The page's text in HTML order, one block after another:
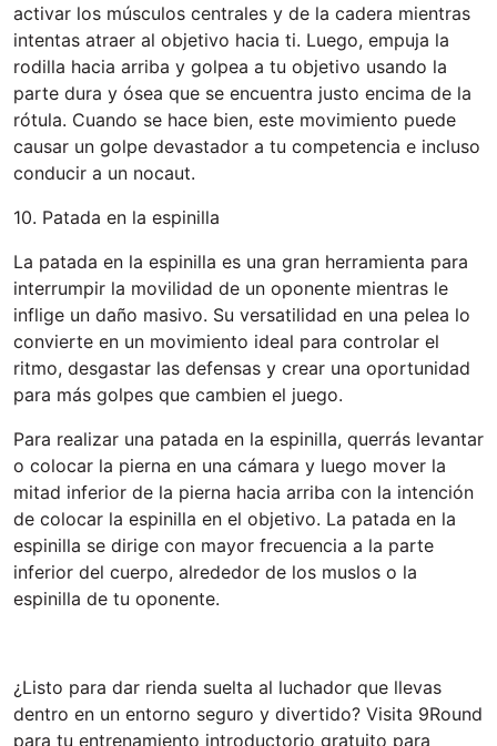
activar los músculos centrales y de la cadera mientras
intentas atraer al objetivo hacia ti. Luego, empuja la
rodilla hacia arriba y golpea a tu objetivo usando la
parte dura y ósea que se encuentra justo encima de la
rótula. Cuando se hace bien, este movimiento puede
causar un golpe devastador a tu competencia e incluso
conducir a un nocaut.
10. Patada en la espinilla
La patada en la espinilla es una gran herramienta para
interrumpir la movilidad de un oponente mientras le
inflige un daño masivo. Su versatilidad en una pelea lo
convierte en un movimiento ideal para controlar el
ritmo, desgastar las defensas y crear una oportunidad
para más golpes que cambien el juego.
Para realizar una patada en la espinilla, querrás levantar
o colocar la pierna en una cámara y luego mover la
mitad inferior de la pierna hacia arriba con la intención
de colocar la espinilla en el objetivo. La patada en la
espinilla se dirige con mayor frecuencia a la parte
inferior del cuerpo, alrededor de los muslos o la
espinilla de tu oponente.
¿Listo para dar rienda suelta al luchador que llevas
dentro en un entorno seguro y divertido? Visita 9Round
para tu entrenamiento introductorio gratuito para